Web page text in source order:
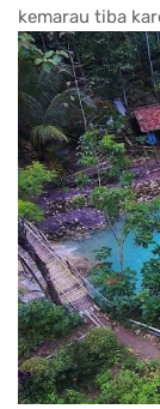
kemarau tiba